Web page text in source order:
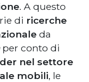
. A questo
di ricerche
da
per conto di
nel settore
mobili, le